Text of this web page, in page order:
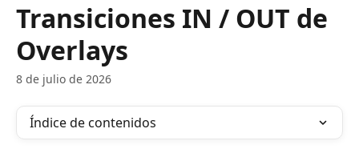
Transiciones IN / OUT de
Overlays
8 de julio de 2026
Índice de contenidos